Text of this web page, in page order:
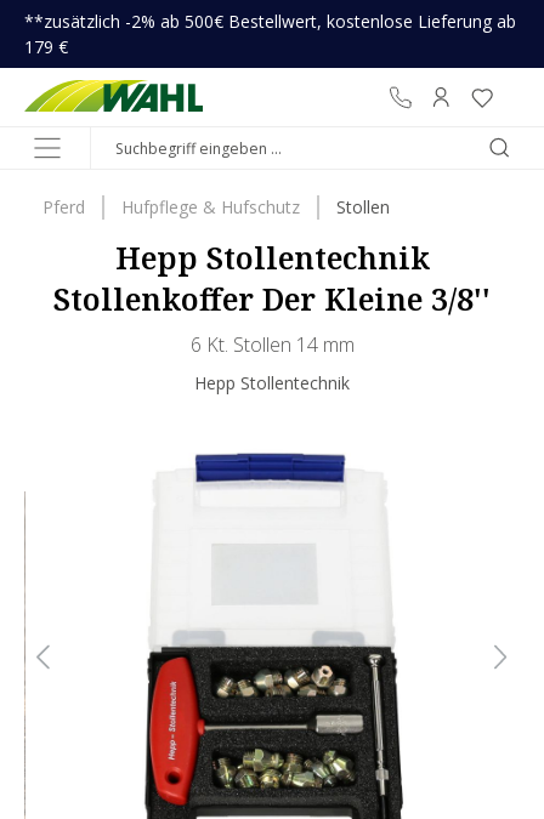
springen
**zusätzlich -2% ab 500€ Bestellwert, kostenlose Lieferung ab
179 €
Pferd Hufpflege & Hufschutz Stollen
Hepp Stollentechnik
Stollenkoffer Der Kleine 3/8''
6 Kt. Stollen 14 mm
Hepp Stollentechnik